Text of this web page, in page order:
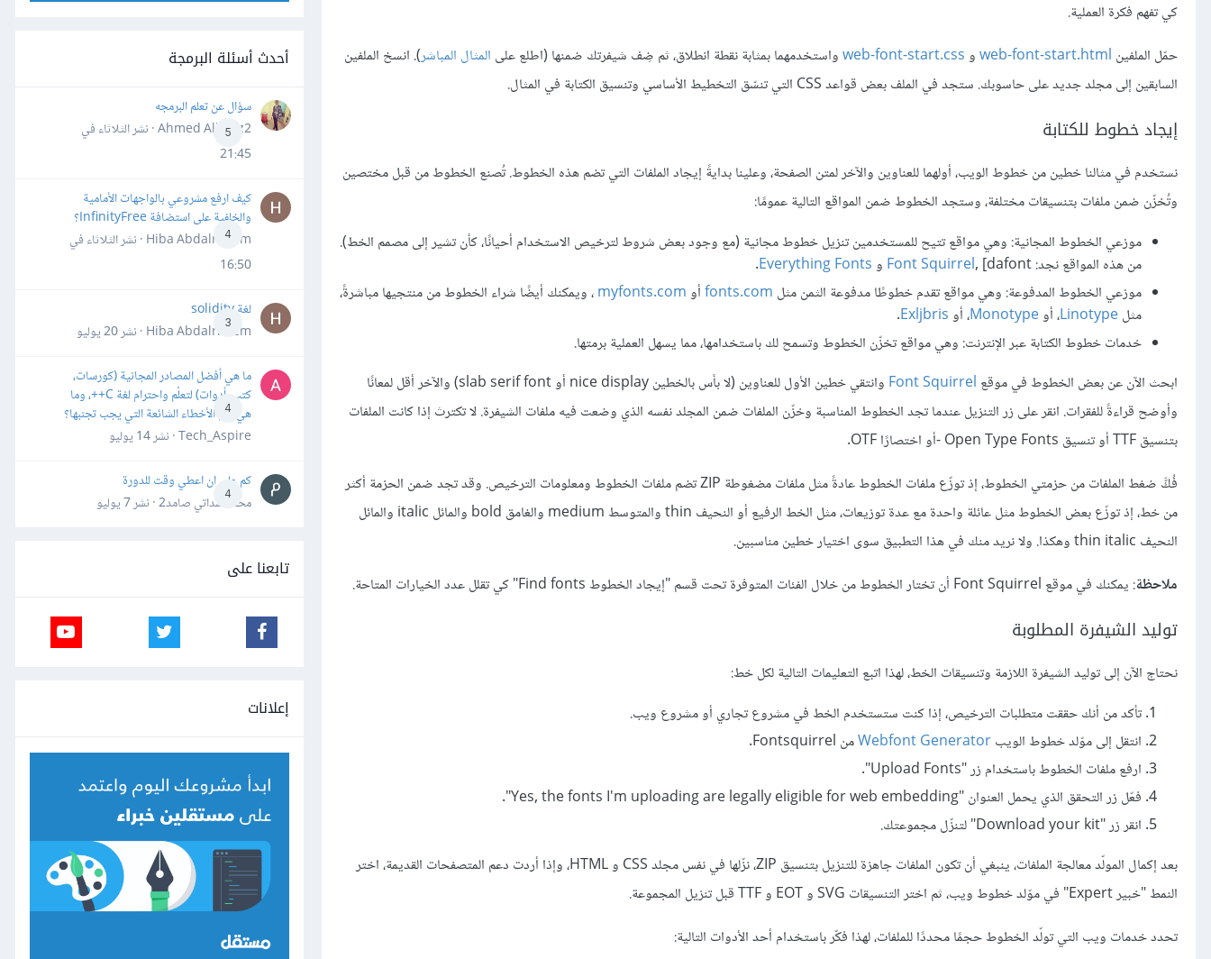
كي تفهم فكرة العملية.
حمّل الملفين web-font-start.htmlوweb-font-start.cssواستخدمهما بمثابة نقطة انطلاق، ثم ضِف شيفرتك ضمنها (اطلع على المثال المباشر). انسخ الملفين
السابقين إلى مجلد جديد على حاسوبك. ستجد في الملف بعض قواعد CSS التي تنسّق التخطيط الأساسي وتنسيق الكتابة في المثال.
إيجاد خطوط للكتابة
نستخدم في مثالنا خطين من خطوط الويب، أولهما للعناوين والآخر لمتن الصفحة، وعلينا بدايةً إيجاد الملفات التي تضم هذه الخطوط. تُصنع الخطوط من قبل مختصين
وتُخزّن ضمن ملفات بتنسيقات مختلفة، وستجد الخطوط ضمن المواقع التالية عمومًا:
موزعي الخطوط المجانية: وهي مواقع تتيح للمستخدمين تنزيل خطوط مجانية (مع وجود بعض شروط لترخيص الاستخدام أحيانًا، كأن تشير إلى مصمم الخط).
من هذه المواقع نجد:
Font Squirrel, [dafont و Everything Fonts
.
موزعي الخطوط المدفوعة: وهي مواقع تقدم خطوطًا مدفوعة الثمن مثل fonts.comأوmyfonts.com، ويمكنك أيضًا شراء الخطوط من منتجيها مباشرةً،
مثلLinotype، أوMonotype، أوExljbris
.
خدمات خطوط الكتابة عبر الإنترنت: وهي مواقع تخزّن الخطوط وتسمح لك باستخدامها، مما يسهل العملية برمتها.
ابحث الآن عن بعض الخطوط في موقع Font Squirrel
وانتقي خطين الأول للعناوين (لا بأس بالخطين nice display أو slab serif font) والآخر أقل لمعانًا
وأوضح قراءةً للفقرات. انقر على زر التنزيل عندما تجد الخطوط المناسبة وخزّن الملفات ضمن المجلد نفسه الذي وضعت فيه ملفات الشيفرة. لا تكترث إذا كانت الملفات
بتنسيق TTF أو تنسيق Open Type Fonts -أو اختصارًا OTF.
فُكَّ ضغط الملفات من حزمتي الخطوط، إذ توزّع ملفات الخطوط عادةً مثل ملفات مضغوطة ZIP تضم ملفات الخطوط ومعلومات الترخيص. وقد تجد ضمن الحزمة أكثر
من خط، إذ توزّع بعض الخطوط مثل عائلة واحدة مع عدة توزيعات، مثل الخط الرفيع أو النحيف thin والمتوسط medium والغامق bold والمائل italic والمائل
النحيف thin italic وهكذا. ولا نريد منك في هذا التطبيق سوى اختيار خطين مناسبين.
ملاحظة: يمكنك في موقع Font Squirrel أن تختار الخطوط من خلال الفئات المتوفرة تحت قسم "إيجاد الخطوط Find fonts" كي تقلل عدد الخيارات المتاحة.
توليد الشيفرة المطلوبة
نحتاج الآن إلى توليد الشيفرة اللازمة وتنسيقات الخط، لهذا اتبع التعليمات التالية لكل خط:
تأكد من أنك حققت متطلبات الترخيص، إذا كنت ستستخدم الخط في مشروع تجاري أو مشروع ويب.
انتقل إلى موّلد خطوط الويبWebfont Generatorمن Fontsquirrel.
ارفع ملفات الخطوط باستخدام زر "Upload Fonts".
فعّل زر التحقق الذي يحمل العنوان "Yes, the fonts I'm uploading are legally eligible for web embedding".
انقر زر "Download your kit" لتنزّل مجموعتك.
بعد إكمال المولّد معالجة الملفات، ينبغي أن تكون الملفات جاهزة للتنزيل بتنسيق ZIP، نزّلها في نفس مجلد CSS و HTML، وإذا أردت دعم المتصفحات القديمة، اختر
النمط "خبير Expert" في موّلد خطوط ويب، ثم اختر التنسيقات SVG و EOT و TTF قبل تنزيل المجموعة.
تحدد خدمات ويب التي تولّد الخطوط حجمًا محددًا للملفات، لهذا فكّر باستخدام أحد الأدوات التالية:
أحدث أسئلة البرمجة
5
سؤال عن تعلم البرمجه
Ahmed Alhafiz2 · نشر
الثلاثاء في
21:45
4
كيف ارفع مشروعي بالواجهات الأمامية
والخلفية على استضافة InfinityFree؟
Hiba Abdalrheem · نشر
الثلاثاء في
16:50
3
لغة solidity
Hiba Abdalrheem · نشر
20 يوليو
4
ما هي أفضل المصادر المجانية (كورسات،
كتب، أدوات) لتعلّم واحترام لغة C++، وما
هي أهم الأخطاء الشائعة التي يجب تجنبها؟
Tech_Aspire · نشر
14 يوليو
4
كم علي ان اعطي وقت للدورة
محمد سداتي صامد2 · نشر
7 يوليو
تابعنا على
إعلانات